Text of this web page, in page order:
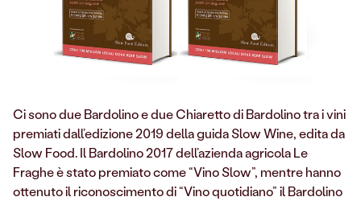
Ci sono due Bardolino e due Chiaretto di Bardolino tra i vini
premiati dall’edizione 2019 della guida Slow Wine, edita da
Slow Food. Il Bardolino 2017 dell’azienda agricola Le
Fraghe è stato premiato come “Vino Slow”, mentre hanno
ottenuto il riconoscimento di “Vino quotidiano” il Bardolino